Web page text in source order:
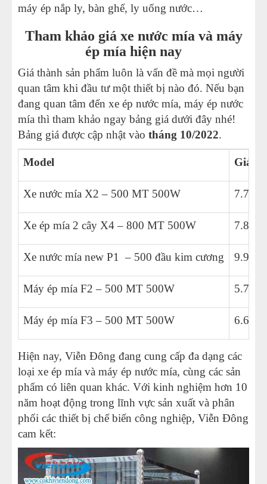
máy ép nắp ly, bàn ghế, ly uống nước…
Tham khảo giá xe nước mía và máy
ép mía hiện nay
Giá thành sản phẩm luôn là vấn đề mà mọi người
quan tâm khi đầu tư một thiết bị nào đó. Nếu bạn
đang quan tâm đến xe ép nước mía, máy ép nước
mía thì tham khảo ngay bảng giá dưới đây nhé!
Bảng giá được cập nhật vào tháng 10/2022.
Model Giá
Xe nước mía X2 – 500 MT 500W
Xe ép mía 2 cây X4 – 800 MT 500W
Xe nước mía new P1 – 500 đầu kim cương
Máy ép mía F2 – 500 MT 500W
Máy ép mía F3 – 500 MT 500W
Hiện nay, Viễn Đông đang cung cấp đa dạng các
loại xe ép mía và máy ép nước mía, cùng các sản
phẩm có liên quan khác. Với kinh nghiệm hơn 10
năm hoạt động trong lĩnh vực sản xuất và phân
phối các thiết bị chế biến công nghiệp, Viễn Đông
cam kết: